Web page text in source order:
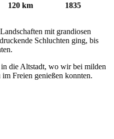
120 km 1835
mit grandiosen
Schluchten ging, bis
die Altstadt, wo wir bei milden
Freien genießen konnten.